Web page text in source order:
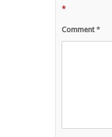
*
Comment*